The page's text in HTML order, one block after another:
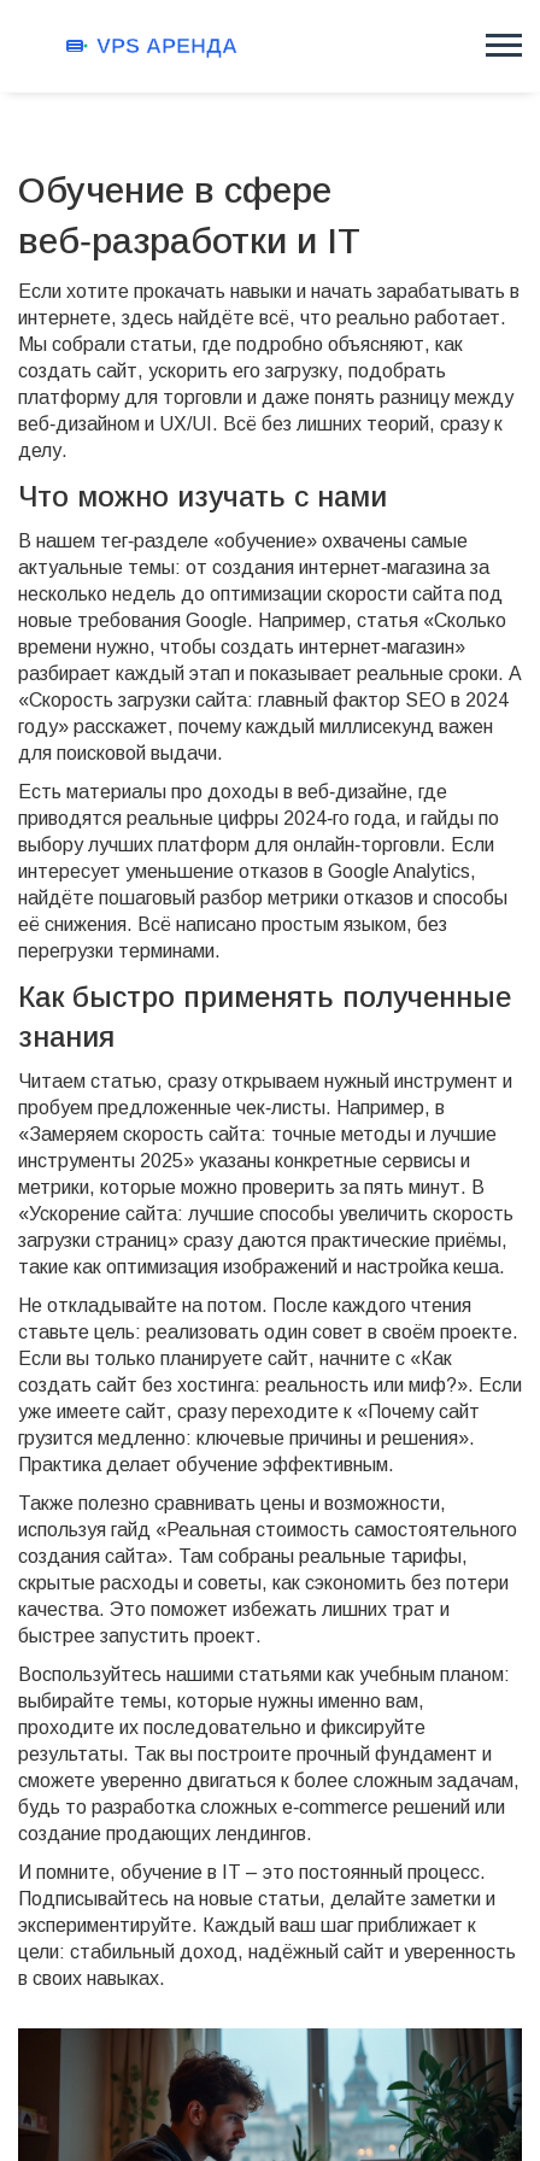
Обучение в сфере
веб‑разработки и IT
Если хотите прокачать навыки и начать зарабатывать в
интернете, здесь найдёте всё, что реально работает.
Мы собрали статьи, где подробно объясняют, как
создать сайт, ускорить его загрузку, подобрать
платформу для торговли и даже понять разницу между
веб‑дизайном и UX/UI. Всё без лишних теорий, сразу к
делу.
Что можно изучать с нами
В нашем тег‑разделе «обучение» охвачены самые
актуальные темы: от создания интернет‑магазина за
несколько недель до оптимизации скорости сайта под
новые требования Google. Например, статья «Сколько
времени нужно, чтобы создать интернет‑магазин»
разбирает каждый этап и показывает реальные сроки. А
«Скорость загрузки сайта: главный фактор SEO в 2024
году» расскажет, почему каждый миллисекунд важен
для поисковой выдачи.
Есть материалы про доходы в веб‑дизайне, где
приводятся реальные цифры 2024‑го года, и гайды по
выбору лучших платформ для онлайн‑торговли. Если
интересует уменьшение отказов в Google Analytics,
найдёте пошаговый разбор метрики отказов и способы
её снижения. Всё написано простым языком, без
перегрузки терминами.
Как быстро применять полученные
знания
Читаем статью, сразу открываем нужный инструмент и
пробуем предложенные чек‑листы. Например, в
«Замеряем скорость сайта: точные методы и лучшие
инструменты 2025» указаны конкретные сервисы и
метрики, которые можно проверить за пять минут. В
«Ускорение сайта: лучшие способы увеличить скорость
загрузки страниц» сразу даются практические приёмы,
такие как оптимизация изображений и настройка кеша.
Не откладывайте на потом. После каждого чтения
ставьте цель: реализовать один совет в своём проекте.
Если вы только планируете сайт, начните с «Как
создать сайт без хостинга: реальность или миф?». Если
уже имеете сайт, сразу переходите к «Почему сайт
грузится медленно: ключевые причины и решения».
Практика делает обучение эффективным.
Также полезно сравнивать цены и возможности,
используя гайд «Реальная стоимость самостоятельного
создания сайта». Там собраны реальные тарифы,
скрытые расходы и советы, как сэкономить без потери
качества. Это поможет избежать лишних трат и
быстрее запустить проект.
Воспользуйтесь нашими статьями как учебным планом:
выбирайте темы, которые нужны именно вам,
проходите их последовательно и фиксируйте
результаты. Так вы построите прочный фундамент и
сможете уверенно двигаться к более сложным задачам,
будь то разработка сложных e‑commerce решений или
создание продающих лендингов.
И помните, обучение в IT – это постоянный процесс.
Подписывайтесь на новые статьи, делайте заметки и
экспериментируйте. Каждый ваш шаг приближает к
цели: стабильный доход, надёжный сайт и уверенность
в своих навыках.